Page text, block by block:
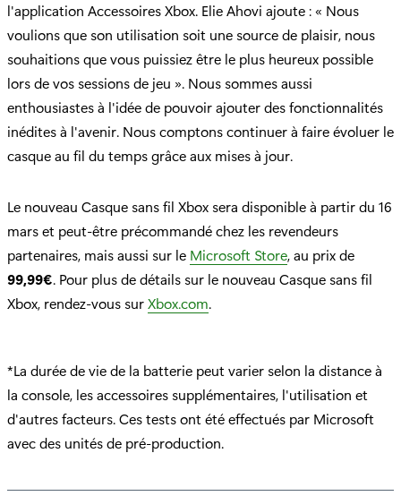
l'application Accessoires Xbox. Elie Ahovi ajoute : « Nous
voulions que son utilisation soit une source de plaisir, nous
souhaitions que vous puissiez être le plus heureux possible
lors de vos sessions de jeu ». Nous sommes aussi
enthousiastes à l'idée de pouvoir ajouter des fonctionnalités
inédites à l'avenir. Nous comptons continuer à faire évoluer le
casque au fil du temps grâce aux mises à jour.
Le nouveau Casque sans fil Xbox sera disponible à partir du 16
mars et peut-être précommandé chez les revendeurs
partenaires, mais aussi sur le Microsoft Store, au prix de
99,99€. Pour plus de détails sur le nouveau Casque sans fil
Xbox, rendez-vous surXbox.com.
*La durée de vie de la batterie peut varier selon la distance à
la console, les accessoires supplémentaires, l'utilisation et
d'autres facteurs. Ces tests ont été effectués par Microsoft
avec des unités de pré-production.